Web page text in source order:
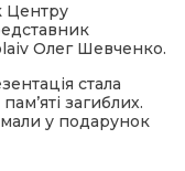
Центру
Олег Шевченко.
стала
загиблих.
у подарунок